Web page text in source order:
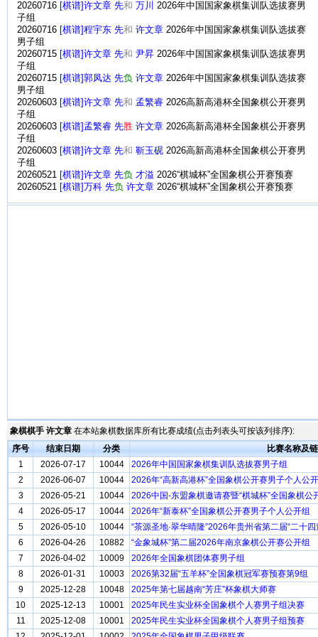
20260716 [棋谱]许文章 先和 万川
2026年中国国家象棋集训队选拔赛男
子组
20260716 [棋谱]程宇东 先和 许文章 2026年中国国家象棋集训队选拔赛
男子组
20260715 [棋谱]许文章 先和 尹昇 2026年中国国家象棋集训队选拔赛男
子组
20260715 [棋谱]郭凤达 先负 许文章 2026年中国国家象棋集训队选拔赛
男子组
20260603 [棋谱]许文章 先和 孟繁睿 2026高新高港杯全国象棋公开赛男
子组
20260603 [棋谱]孟繁睿 先胜 许文章 2026高新高港杯全国象棋公开赛男
子组
20260603 [棋谱]许文章 先和 靳玉砚 2026高新高港杯全国象棋公开赛男
子组
20260521 [棋谱]许文章 先负 才溢 2026“棋城杯”全国象棋公开赛预赛
20260521 [棋谱]万科 先负 许文章 2026“棋城杯”全国象棋公开赛预赛
象棋棋手 许文章 在本站象棋数据库所有比赛成绩(点击列表头可按该列排序):
序号
结束日期 分类
比赛名称及
1
2026-07-17 10044
2026年中国国家象棋集训队选拔赛男子组
2
2026-06-07 10044
2026年“高新高港杯”全国象棋公开赛男子个人公
3
2026-05-21 10044
2026中国-东盟象棋邀请赛暨“棋城杯”全国象棋公
4
2026-05-17 10044
2026年“新泰杯”全国象棋公开赛男子个人公开组
5
2026-05-10 10044
“茶源圣地·翠华晴隆”2026年贵州省第二届“二十
6
2026-04-26 10882
“金象城杯”第二届2026年南京象棋公开赛公开组
7
2026-04-02 10009
2026年全国象棋团体赛男子组
8
2026-01-31 10003
2026第32届“五羊杯”全国象棋冠军赛预赛第9组
9
2025-12-28 10048
2025年第七届越南“芳庄”杯象棋大师赛
10
2025-12-13 10001
2025年民生实业杯全国象棋个人赛男子组决赛
11
2025-12-08 10001
2025年民生实业杯全国象棋个人赛男子组预赛